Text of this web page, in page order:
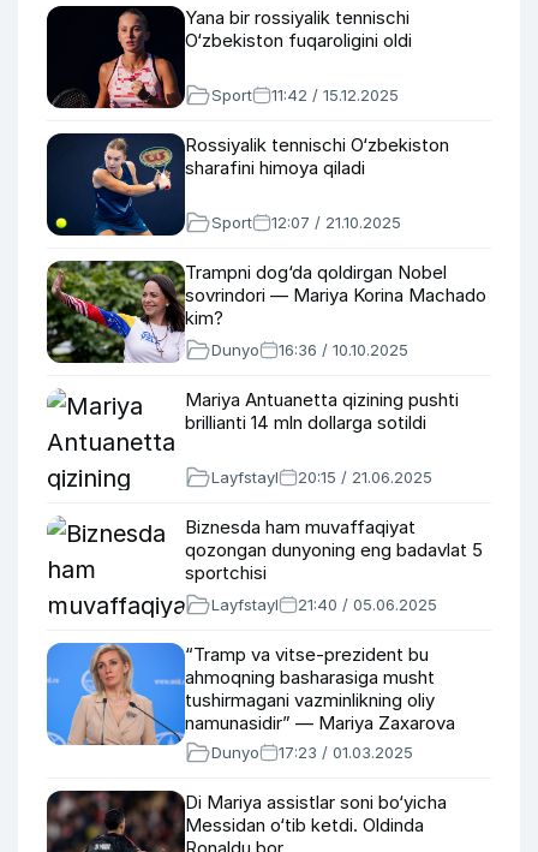
Yana bir rossiyalik tennischi
O‘zbekiston fuqaroligini oldi
Sport 11:42 / 15.12.2025
Rossiyalik tennischi O‘zbekiston
sharafini himoya qiladi
Sport 12:07 / 21.10.2025
Trampni dog‘da qoldirgan Nobel
sovrindori — Mariya Korina Machado
kim?
Dunyo 16:36 / 10.10.2025
Mariya Antuanetta qizining pushti
brillianti 14 mln dollarga sotildi
Layfstayl 20:15 / 21.06.2025
Biznesda ham muvaffaqiyat
qozongan dunyoning eng badavlat 5
sportchisi
Layfstayl 21:40 / 05.06.2025
“Tramp va vitse-prezident bu
ahmoqning basharasiga musht
tushirmagani vazminlikning oliy
namunasidir” — Mariya Zaxarova
Zelenskiy haqida
Dunyo 17:23 / 01.03.2025
Di Mariya assistlar soni bo‘yicha
Messidan o‘tib ketdi. Oldinda